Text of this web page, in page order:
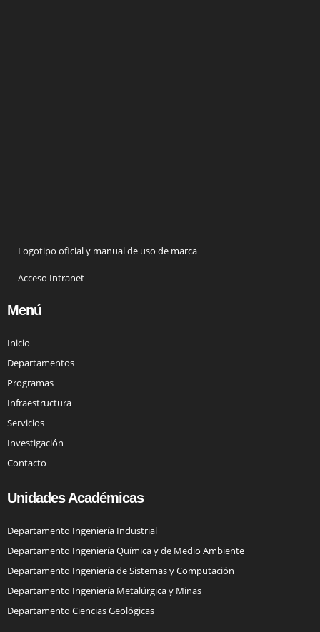
Logotipo oficial y manual de uso de marca
Acceso Intranet
Menú
Inicio
Departamentos
Programas
Infraestructura
Servicios
Investigación
Contacto
Unidades Académicas
Departamento Ingeniería Industrial
Departamento Ingeniería Química y de Medio Ambiente
Departamento Ingeniería de Sistemas y Computación
Departamento Ingeniería Metalúrgica y Minas
Departamento Ciencias Geológicas